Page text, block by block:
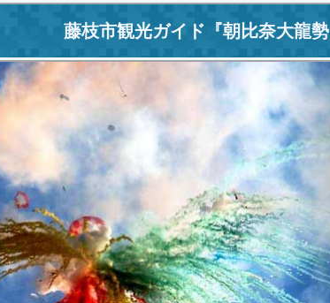
藤枝市観光ガイド 『朝比奈大龍勢